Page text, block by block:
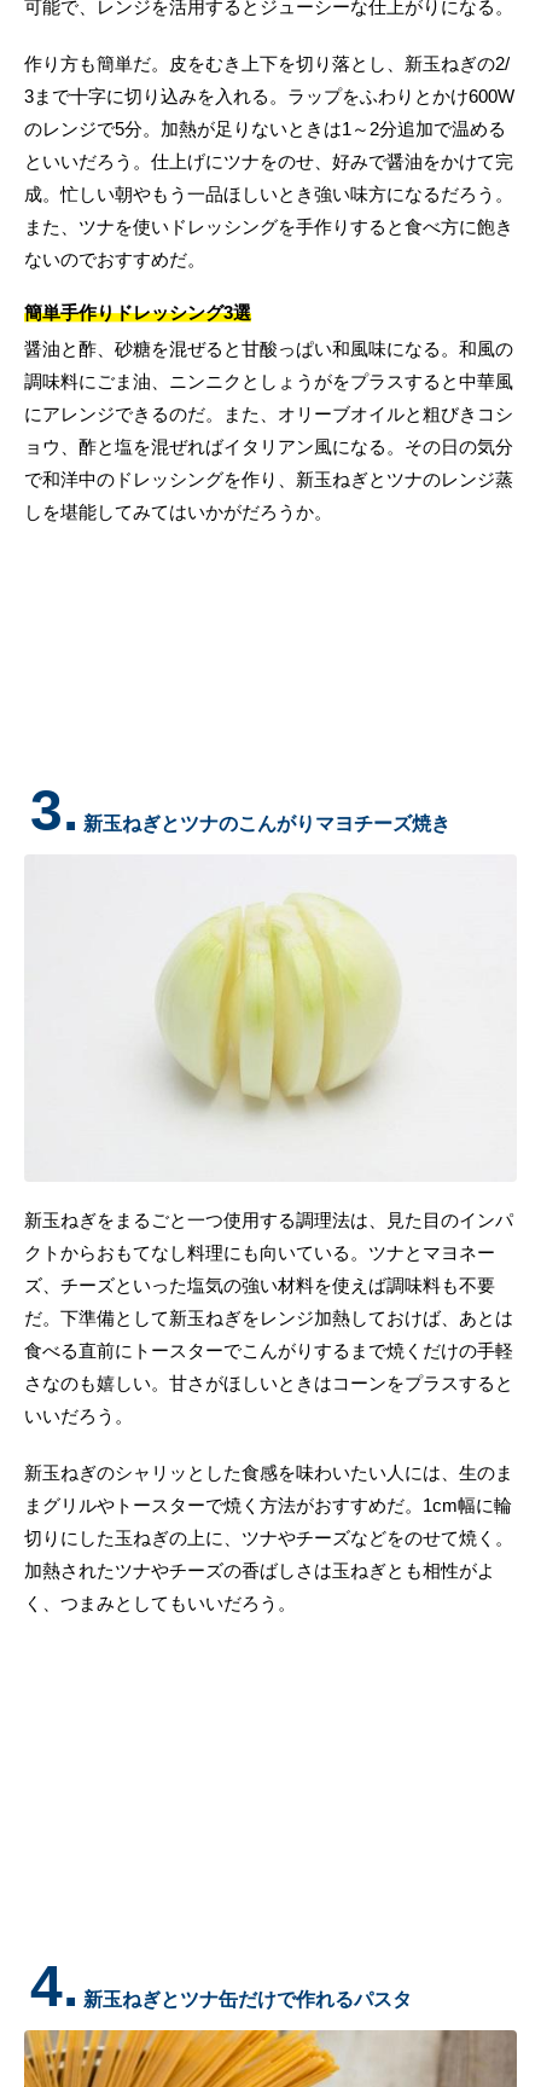
可能で、レンジを活用するとジューシーな仕上がりになる。
作り方も簡単だ。皮をむき上下を切り落とし、新玉ねぎの2/
3まで十字に切り込みを入れる。ラップをふわりとかけ600W
のレンジで5分。加熱が足りないときは1～2分追加で温める
といいだろう。仕上げにツナをのせ、好みで醤油をかけて完
成。忙しい朝やもう一品ほしいとき強い味方になるだろう。
また、ツナを使いドレッシングを手作りすると食べ方に飽き
ないのでおすすめだ。
簡単手作りドレッシング3選
醤油と酢、砂糖を混ぜると甘酸っぱい和風味になる。和風の
調味料にごま油、ニンニクとしょうがをプラスすると中華風
にアレンジできるのだ。また、オリーブオイルと粗びきコシ
ョウ、酢と塩を混ぜればイタリアン風になる。その日の気分
で和洋中のドレッシングを作り、新玉ねぎとツナのレンジ蒸
しを堪能してみてはいかがだろうか。
3. 新玉ねぎとツナのこんがりマヨチーズ焼き
新玉ねぎをまるごと一つ使用する調理法は、見た目のインパ
クトからおもてなし料理にも向いている。ツナとマヨネー
ズ、チーズといった塩気の強い材料を使えば調味料も不要
だ。下準備として新玉ねぎをレンジ加熱しておけば、あとは
食べる直前にトースターでこんがりするまで焼くだけの手軽
さなのも嬉しい。甘さがほしいときはコーンをプラスすると
いいだろう。
新玉ねぎのシャリッとした食感を味わいたい人には、生のま
まグリルやトースターで焼く方法がおすすめだ。1cm幅に輪
切りにした玉ねぎの上に、ツナやチーズなどをのせて焼く。
加熱されたツナやチーズの香ばしさは玉ねぎとも相性がよ
く、つまみとしてもいいだろう。
4. 新玉ねぎとツナ缶だけで作れるパスタ